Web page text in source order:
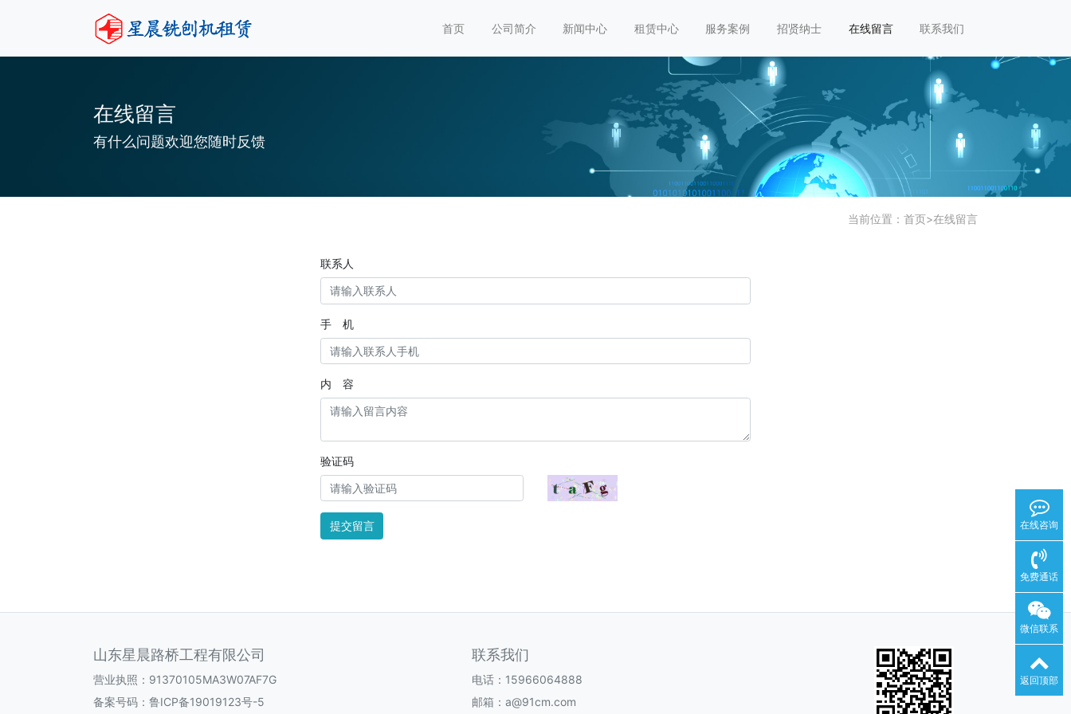
首页 公司简介 新闻中心 租赁中心 服务案例 招贤纳士 在线留言 联系我们
在线留言
有什么问题欢迎您随时反馈
当前位置： 首页>在线留言
联系人
手 机
内 容
验证码
提交留言
山东星晨路桥工程有限公司
营业执照：91370105MA3W07AF7G
备案号码： 鲁ICP备19019123号-5
联系我们
电话：15966064888
邮箱：a@91cm.com
在线咨询
免费通话
微信联系
返回顶部